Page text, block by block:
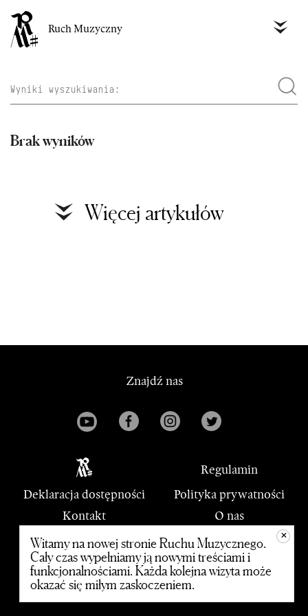
Ruch Muzyczny
Brak wyników
Więcej artykułów
Znajdź nas
Regulamin
Deklaracja dostępności
Polityka prywatności
Kontakt
O nas
PWM
© 2020 Polskie Wydawnictwo Muzyczne
+
Witamy na nowej stronie Ruchu Muzycznego.
Cały czas wypełniamy ją nowymi treściami i
funkcjonalnościami. Każda kolejna wizyta może
okazać się miłym zaskoczeniem.